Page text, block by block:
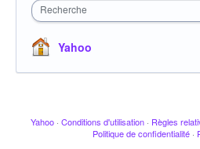
Recherche
Yahoo
Yahoo · Conditions d'utilisation · Règles
Politique de confidentialité ·